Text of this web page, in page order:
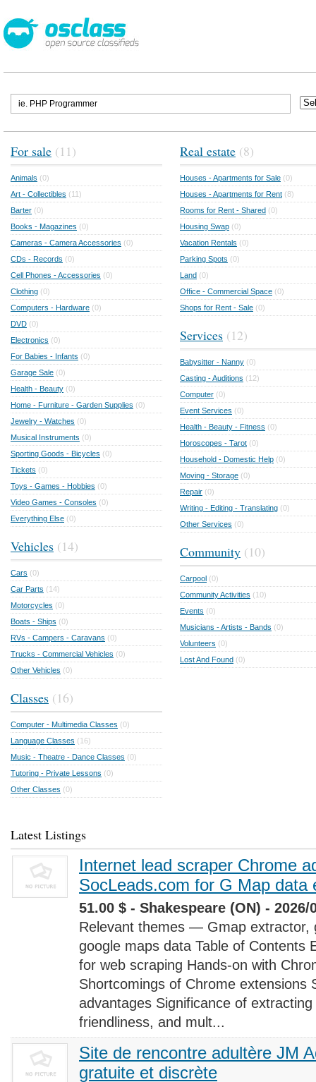
For sale (11)
Animals (0)
Art - Collectibles (11)
Barter (0)
Books - Magazines (0)
Cameras - Camera Accessories (0)
CDs - Records (0)
Cell Phones - Accessories (0)
Clothing (0)
Computers - Hardware (0)
DVD (0)
Electronics (0)
For Babies - Infants (0)
Garage Sale (0)
Health - Beauty (0)
Home - Furniture - Garden Supplies (0)
Jewelry - Watches (0)
Musical Instruments (0)
Sporting Goods - Bicycles (0)
Tickets (0)
Toys - Games - Hobbies (0)
Video Games - Consoles (0)
Everything Else (0)
Vehicles (14)
Cars (0)
Car Parts (14)
Motorcycles (0)
Boats - Ships (0)
RVs - Campers - Caravans (0)
Trucks - Commercial Vehicles (0)
Other Vehicles (0)
Classes (16)
Computer - Multimedia Classes (0)
Language Classes (16)
Music - Theatre - Dance Classes (0)
Tutoring - Private Lessons (0)
Other Classes (0)
Real estate (8)
Houses - Apartments for Sale (0)
Houses - Apartments for Rent (8)
Rooms for Rent - Shared (0)
Housing Swap (0)
Vacation Rentals (0)
Parking Spots (0)
Land (0)
Office - Commercial Space (0)
Shops for Rent - Sale (0)
Services (12)
Babysitter - Nanny (0)
Casting - Auditions (12)
Computer (0)
Event Services (0)
Health - Beauty - Fitness (0)
Horoscopes - Tarot (0)
Household - Domestic Help (0)
Moving - Storage (0)
Repair (0)
Writing - Editing - Translating (0)
Other Services (0)
Community (10)
Carpool (0)
Community Activities (10)
Events (0)
Musicians - Artists - Bands (0)
Volunteers (0)
Lost And Found (0)
Latest Listings
Internet lead scraper Chrome
SocLeads.com for G Map data
51.00 $ - Shakespeare (ON) - 2026/
Relevant themes — Gmap extractor,
google maps data Table of Contents
for web scraping Hands-on with
Shortcomings of Chrome extensions
advantages Significance of
friendliness, and mult...
Site de rencontre adultère JM
gratuite et discrète